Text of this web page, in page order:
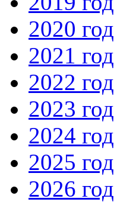
2020 год
2021 год
2022 год
2023 год
2024 год
2025 год
2026 год